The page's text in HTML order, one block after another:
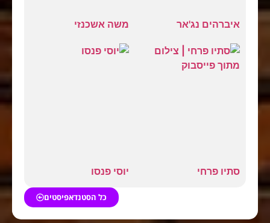
איברהים נג'אר משה אשכנזי
סתיו פרחי יוסי פנסו
כל הסטנדאפיסטים